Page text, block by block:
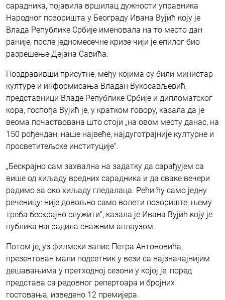
сарадника, појавила вршилац дужности управника
Народног позоришта у Београду Ивана Вујић коју је
Влада Републике Србије именовала на то место дан
раније, после једномесечне кризе чији је епилог био
разрешење Дејана Савића.
Поздравивши присутне, међу којима су били министар
културе и информисања Владан Вукосављевић,
представници Владе Републике Србије и дипломатског
кора, госпођа Вујић је, у кратком говору, казала да је
веома почаствована што стоји „на овом месту данас, на
150 рођендан, наше највеће, најдуготрајније културне и
просветитељске институције“.
„Бескрајно сам захвална на задатку да сарађујем са
више од хиљаду вредних сарадника и да сваке вечери
радимо за око хиљаду гледалаца. Рећи ћу само једну
реченицу: није довољно само волети позориште, њему
треба бескрајно служити“, казала је Ивана Вујић коју је
публика наградила снажним аплаузом.
Потом је, уз филмски запис Петра Антоновића,
презентован мали подсетник у вези са најзначајнијим
дешавањима у претходној сезони у којој је, поред
представа са редовног репертоара и бројних
гостовања, изведено 12 премијера.